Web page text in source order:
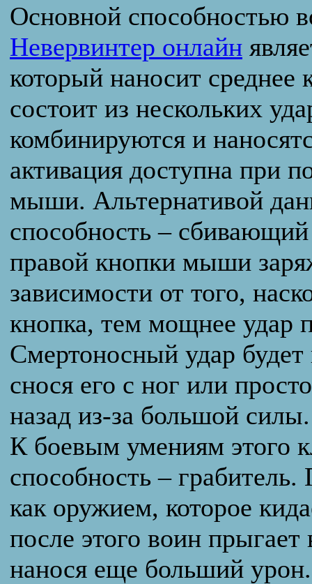
Основной способностью
Невервинтер онлайн
который наносит среднее
состоит из нескольких
комбинируются и
активация доступна при
мыши. Альтернативой
способность –
правой кнопки мыши
зависимости от того,
кнопка, тем мощнее удар
Смертоносный удар
снося его с ног или
назад из-за большой силы.
К боевым умениям этого
способность –
как оружием, которое
после этого воин прыгает
нанося еще больший урон.